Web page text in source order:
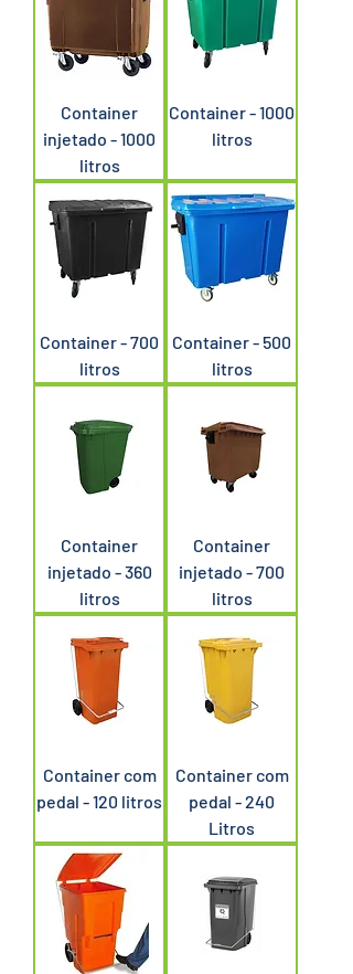
Container
injetado - 1000
litros
Container - 1000
litros
Container - 700
litros
Container - 500
litros
Container
injetado - 360
litros
Container
injetado - 700
litros
Container com
pedal - 120 litros
Container com
pedal - 240
Litros